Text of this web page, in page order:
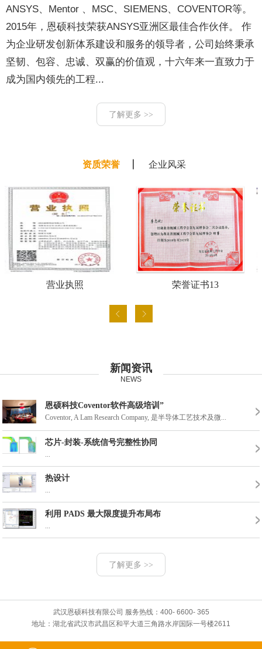
ANSYS、Mentor 、MSC、SIEMENS、COVENTOR等。
2015年，恩硕科技荣获ANSYS亚洲区最佳合作伙伴。 作
为企业研发创新体系建设和服务的领导者，公司始终秉承
坚韧、包容、忠诚、双赢的价值观，十六年来一直致力于
成为国内领先的工程...
了解更多 >>
资质荣誉 企业风采
营业执照 荣誉证书13
2016年武汉威斯汀
新闻资讯
NEWS
恩硕科技Coventor软件高级培训”
Coventor, A Lam Research Company, 是半导体工艺技术及微...
芯片-封装-系统信号完整性协同
...
热设计
...
利用 PADS 最大限度提升布局布
...
了解更多 >>
武汉恩硕科技有限公司 服务热线：400- 6600- 365
地址：湖北省武汉市武昌区和平大道三角路水岸国际一号楼2611